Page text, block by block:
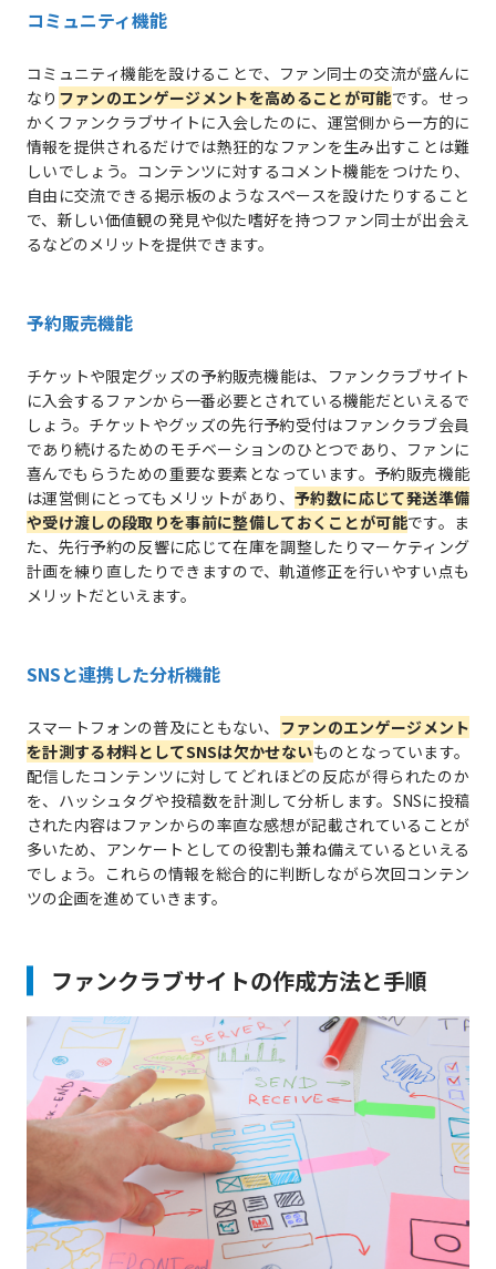
コミュニティ機能
コミュニティ機能を設けることで、ファン同士の交流が盛んに
なり ファンのエンゲージメントを高めることが可能です。せっ
かくファンクラブサイトに入会したのに、運営側から一方的に
情報を提供されるだけでは熱狂的なファンを生み出すことは難
しいでしょう。コンテンツに対するコメント機能をつけたり、
自由に交流できる掲示板のようなスペースを設けたりすること
で、新しい価値観の発見や似た嗜好を持つファン同士が出会え
るなどのメリットを提供できます。
予約販売機能
チケットや限定グッズの予約販売機能は、ファンクラブサイト
に入会するファンから一番必要とされている機能だといえるで
しょう。チケットやグッズの先行予約受付はファンクラブ会員
であり続けるためのモチベーションのひとつであり、ファンに
喜んでもらうための重要な要素となっています。予約販売機能
は運営側にとってもメリットがあり、 予約数に応じて発送準備
や受け渡しの段取りを事前に整備しておくことが可能です。ま
た、先行予約の反響に応じて在庫を調整したりマーケティング
計画を練り直したりできますので、軌道修正を行いやすい点も
メリットだといえます。
SNSと連携した分析機能
スマートフォンの普及にともない、 ファンのエンゲージメント
を計測する材料としてSNSは欠かせないものとなっています。
配信したコンテンツに対してどれほどの反応が得られたのか
を、ハッシュタグや投稿数を計測して分析します。SNSに投稿
された内容はファンからの率直な感想が記載されていることが
多いため、アンケートとしての役割も兼ね備えているといえる
でしょう。これらの情報を総合的に判断しながら次回コンテン
ツの企画を進めていきます。
ファンクラブサイトの作成方法と手順